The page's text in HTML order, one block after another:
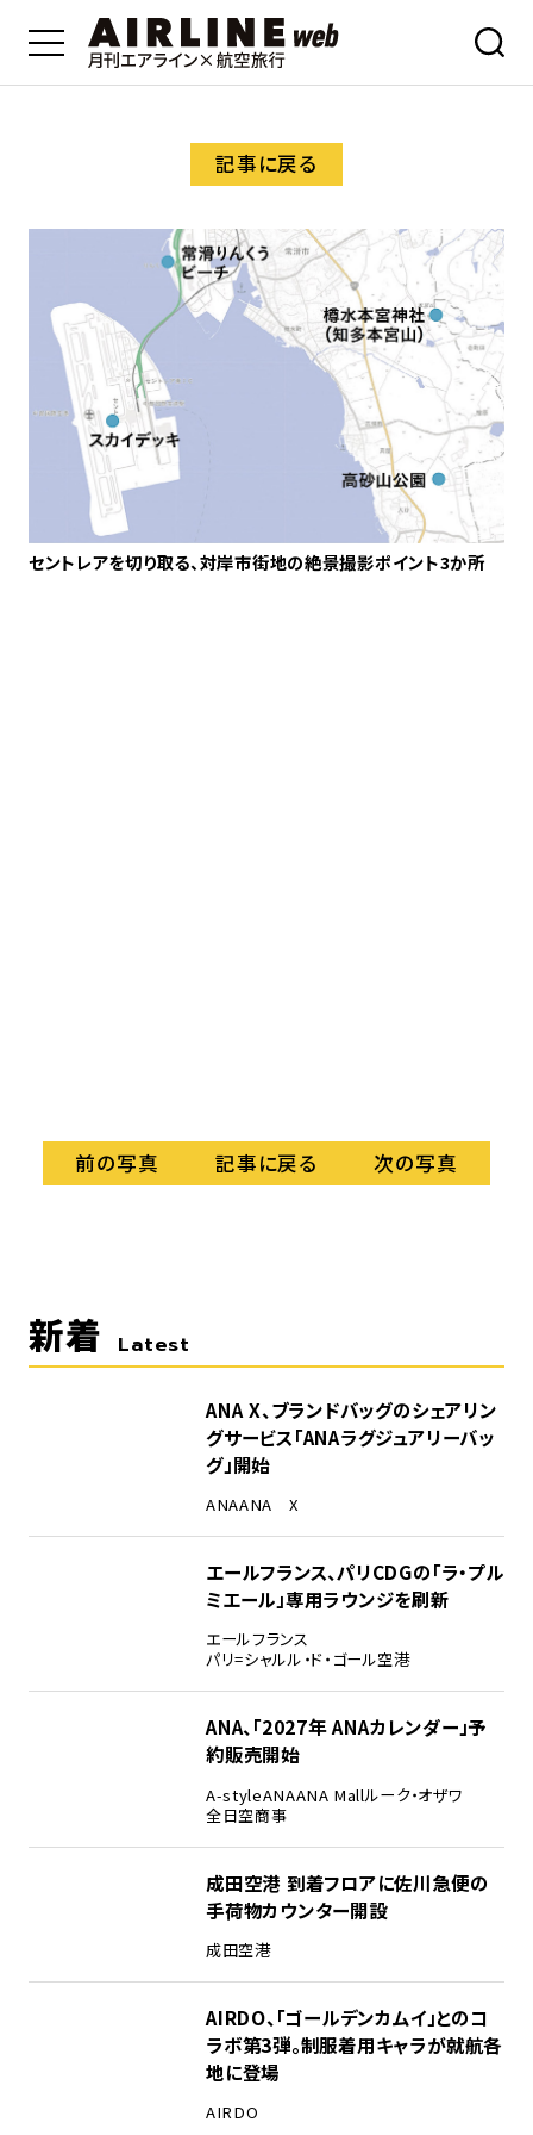
記事に戻る
セントレアを切り取る、対岸市街地の絶景撮影ポイント3か所
前の写真 記事に戻る 次の写真
新着 Latest
ANA X、ブランドバッグのシェアリン
グサービス「ANAラグジュアリーバッ
グ」開始
ANAANA X
エールフランス、パリCDGの「ラ・プル
ミエール」専用ラウンジを刷新
エールフランス
パリ=シャルル・ド・ゴール空港
ANA、「2027年 ANAカレンダー」予
約販売開始
A-styleANAANA Mallルーク・オザワ
全日空商事
成田空港 到着フロアに佐川急便の
手荷物カウンター開設
成田空港
AIRDO、「ゴールデンカムイ」とのコ
ラボ第3弾。制服着用キャラが就航各
地に登場
AIRDO